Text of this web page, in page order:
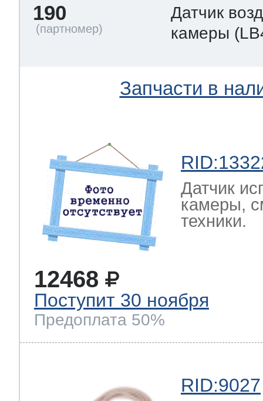
190
Датчик
камеры
Запчасти в
Датчик
камеры,
техники.
12468
Поступит 30 ноября
Предоплата 50%
RID:9027